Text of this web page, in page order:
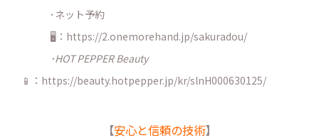
･ネット予約
🖥：https://2.onemorehand.jp/sakuradou/
･HOT PEPPER Beauty
📱：https://beauty.hotpepper.jp/kr/slnH000630125/
【安心と信頼の技術】